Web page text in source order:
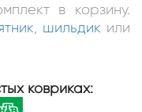
в корзину.
шильдик или
ковриках: